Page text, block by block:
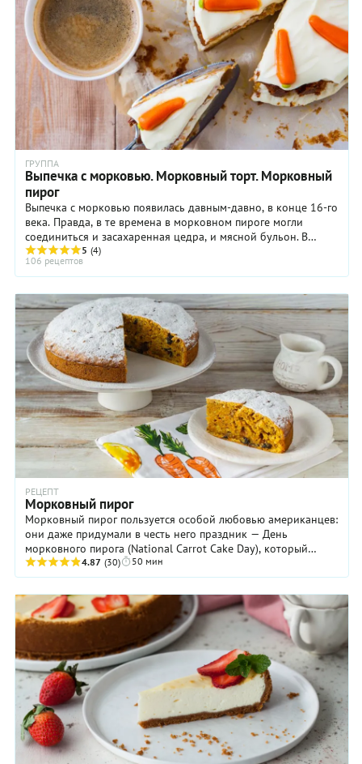
ГРУППА
Выпечка с морковью. Морковный торт. Морковный
пирог
Выпечка с морковью появилась давным-давно, в конце 16-го
века. Правда, в те времена в морковном пироге могли
соединиться и засахаренная цедра, и мясной бульон. В
военные годы в Великобритании ...
5 (4)
106 рецептов
РЕЦЕПТ
Морковный пирог
Морковный пирог пользуется особой любовью американцев:
они даже придумали в честь него праздник — День
морковного пирога (National Carrot Cake Day), который
отмечается 3 февраля. Но ...
4.87 (30) 50 мин